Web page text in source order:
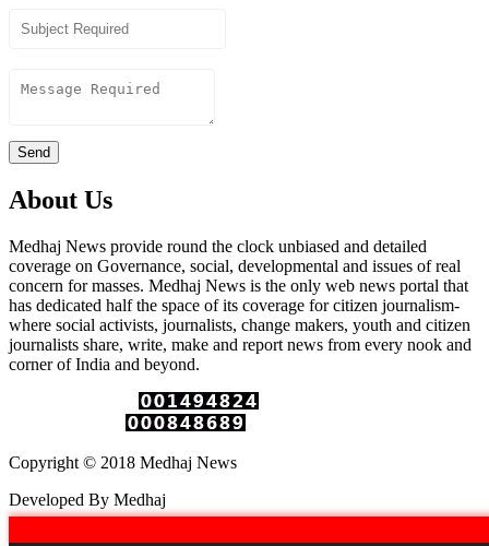
Send
About Us
Medhaj News provide round the clock unbiased and detailed
coverage on Governance, social, developmental and issues of real
concern for masses. Medhaj News is the only web news portal that
has dedicated half the space of its coverage for citizen journalism-
where social activists, journalists, change makers, youth and citizen
journalists share, write, make and report news from every nook and
corner of India and beyond.
Copyright © 2018 Medhaj News
Developed By Medhaj